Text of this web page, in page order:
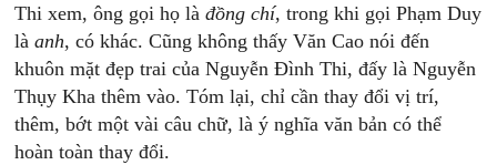
Thi xem, ông gọi họ làđồng chí, trong khi gọi Phạm Duy
làanh, có khác. Cũng không thấy Văn Cao nói đến
khuôn mặt đẹp trai của Nguyễn Đình Thi, đấy là Nguyễn
Thụy Kha thêm vào. Tóm lại, chỉ cần thay đổi vị trí,
thêm, bớt một vài câu chữ, là ý nghĩa văn bản có thể
hoàn toàn thay đổi.